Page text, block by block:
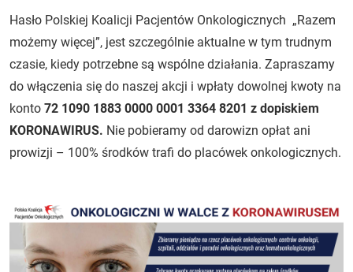
Hasło Polskiej Koalicji Pacjentów Onkologicznych „Razem
możemy więcej”, jest szczególnie aktualne w tym trudnym
czasie, kiedy potrzebne są wspólne działania. Zapraszamy
do włączenia się do naszej akcji i wpłaty dowolnej kwoty na
konto 72 1090 1883 0000 0001 3364 8201 z dopiskiem
KORONAWIRUS. Nie pobieramy od darowizn opłat ani
prowizji – 100% środków trafi do placówek onkologicznych.